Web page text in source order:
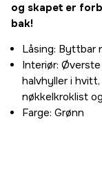
og skapet er
bak!
Låsing: Byttbar
Interiør:
halvhyller i
nøkkelkroklist
Farge: Grønn